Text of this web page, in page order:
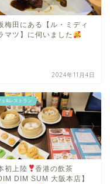
梅田にある【ル・ミディ
マツ】に伺いました
2024年11月4日
ェ&レストラン
初上陸
香港の飲茶
DIM SUM 大阪本店】